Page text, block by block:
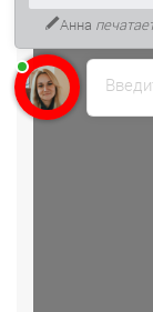
Анна